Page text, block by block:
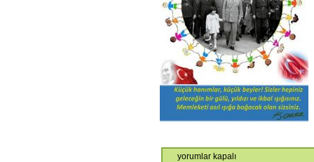
23
yorumlar kapalı